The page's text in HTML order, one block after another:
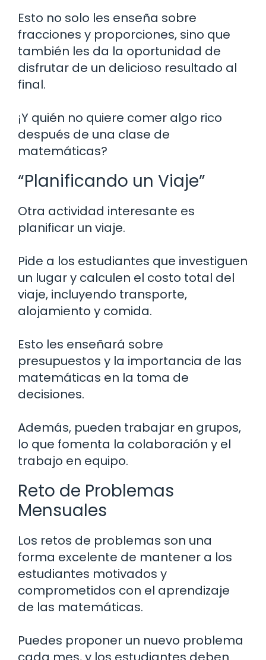
Esto no solo les enseña sobre
fracciones y proporciones, sino que
también les da la oportunidad de
disfrutar de un delicioso resultado al
final.
¡Y quién no quiere comer algo rico
después de una clase de
matemáticas?
“Planificando un Viaje”
Otra actividad interesante es
planificar un viaje.
Pide a los estudiantes que investiguen
un lugar y calculen el costo total del
viaje, incluyendo transporte,
alojamiento y comida.
Esto les enseñará sobre
presupuestos y la importancia de las
matemáticas en la toma de
decisiones.
Además, pueden trabajar en grupos,
lo que fomenta la colaboración y el
trabajo en equipo.
Reto de Problemas
Mensuales
Los retos de problemas son una
forma excelente de mantener a los
estudiantes motivados y
comprometidos con el aprendizaje
de las matemáticas.
Puedes proponer un nuevo problema